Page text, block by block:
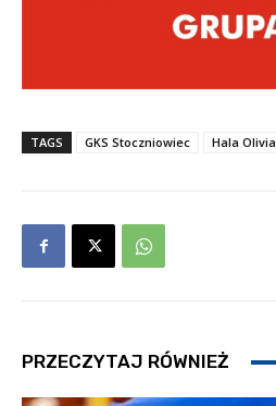
TAGS GKS Stoczniowiec Hala Olivia
PRZECZYTAJ RÓWNIEŻ